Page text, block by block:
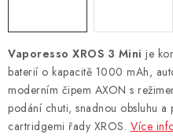
PŘÍSLUŠENSTVÍ
ZNAČKY
Vaporesso XROS 3 Mini je
baterií o kapacitě 1000 mAh,
moderním čipem AXON s
podání chuti, snadnou obsluhu a
cartridgemi řady XROS. Více